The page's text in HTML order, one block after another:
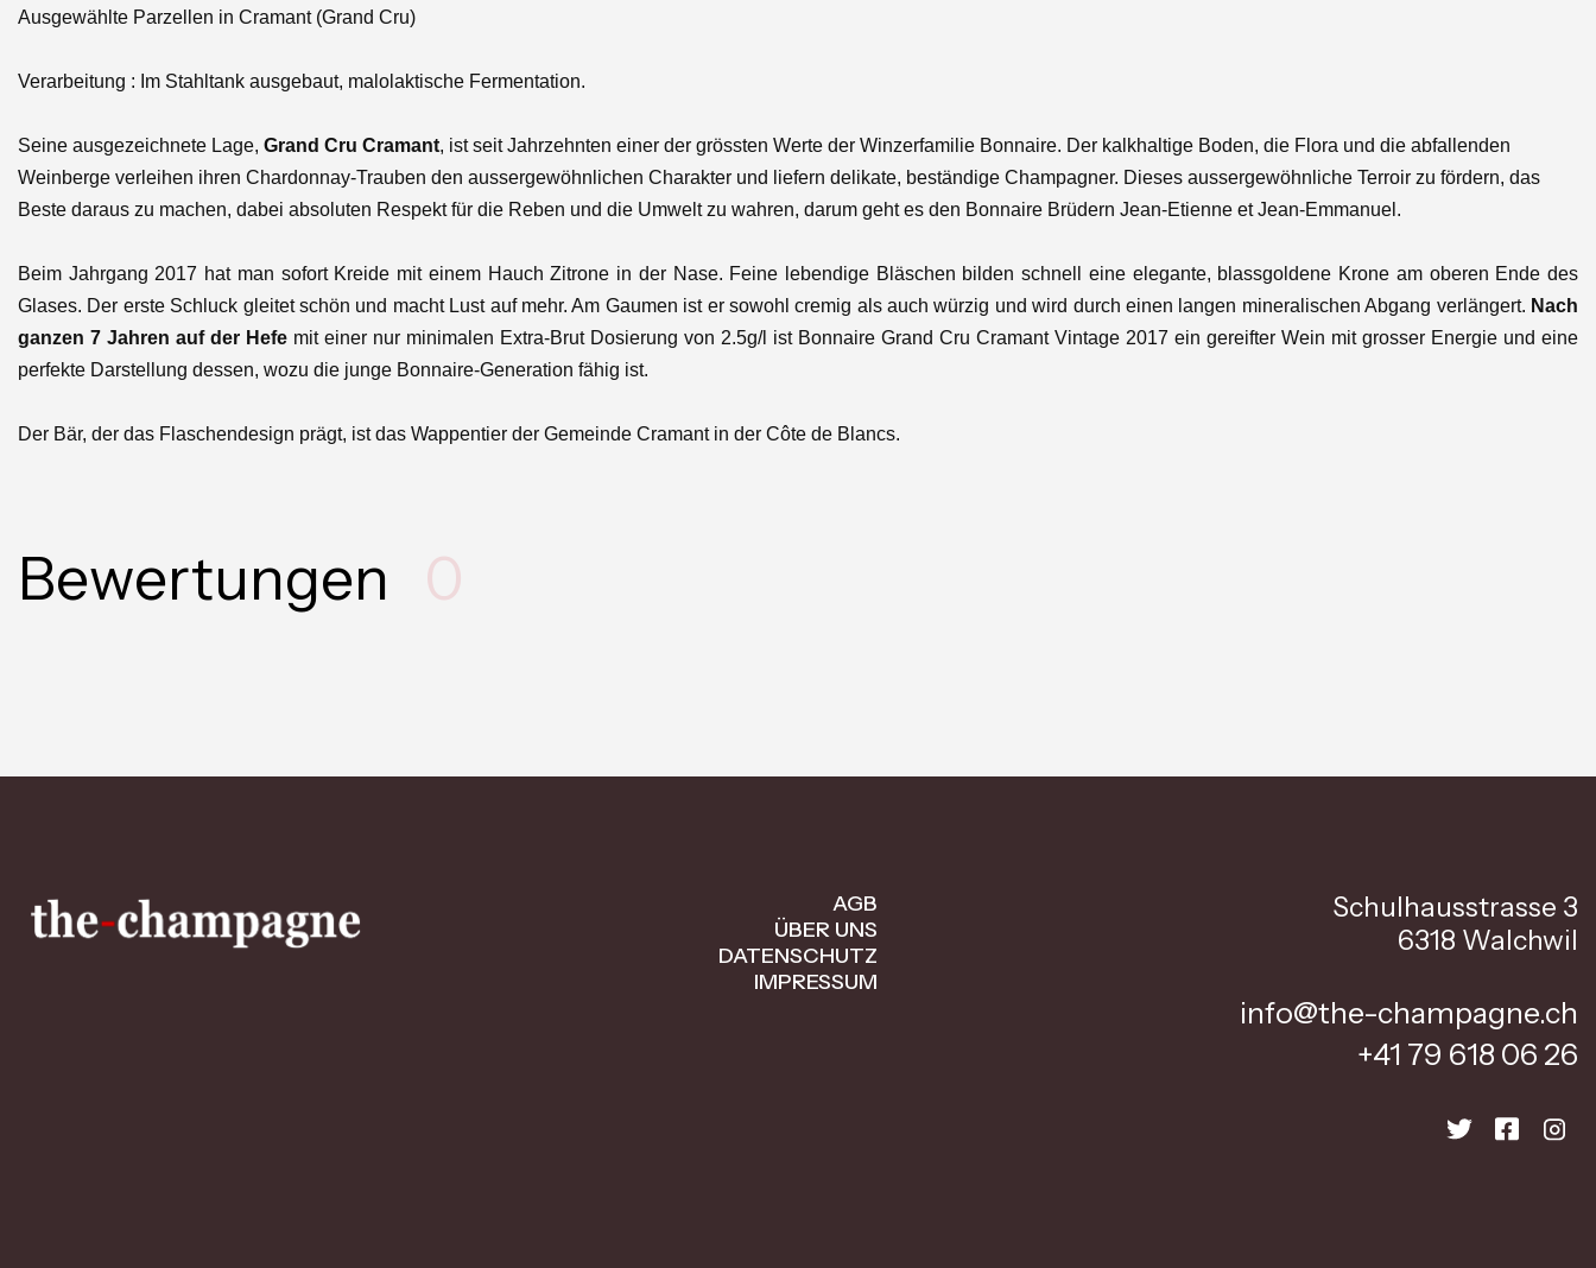
Ausgewählte Parzellen in Cramant (Grand Cru)
Verarbeitung : Im Stahltank ausgebaut, malolaktische Fermentation.
Seine ausgezeichnete Lage, Grand Cru Cramant, ist seit Jahrzehnten einer der grössten Werte der Winzerfamilie Bonnaire. Der kalkhaltige Boden, die Flora und die abfallenden
Weinberge verleihen ihren Chardonnay-Trauben den aussergewöhnlichen Charakter und liefern delikate, beständige Champagner. Dieses aussergewöhnliche Terroir zu fördern, das
Beste daraus zu machen, dabei absoluten Respekt für die Reben und die Umwelt zu wahren, darum geht es den Bonnaire Brüdern Jean-Etienne et Jean-Emmanuel.
Beim Jahrgang 2017 hat man sofort Kreide mit einem Hauch Zitrone in der Nase. Feine lebendige Bläschen bilden schnell eine elegante, blassgoldene Krone am oberen Ende des
Glases. Der erste Schluck gleitet schön und macht Lust auf mehr. Am Gaumen ist er sowohl cremig als auch würzig und wird durch einen langen mineralischen Abgang verlängert. Nach
ganzen 7 Jahren auf der Hefe mit einer nur minimalen Extra-Brut Dosierung von 2.5g/l ist Bonnaire Grand Cru Cramant Vintage 2017 ein gereifter Wein mit grosser Energie und eine
perfekte Darstellung dessen, wozu die junge Bonnaire-Generation fähig ist.
Der Bär, der das Flaschendesign prägt, ist das Wappentier der Gemeinde Cramant in der Côte de Blancs.
Bewertungen 0
AGB
ÜBER UNS
DATENSCHUTZ
IMPRESSUM
Schulhausstrasse 3
6318 Walchwil
info@the-champagne.ch
+41 79 618 06 26